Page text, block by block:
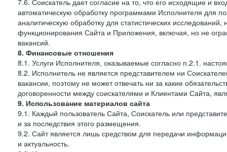
7.6. Соискатель дает согласие на то, что его исходящие и
автоматическую обработку программами Исполнителя для
аналитическую обработку для статистических
функционирования Сайта и Приложения, включая, но не
вакансий.
8. Финансовые отношения
8.1. Услуги Исполнителя, оказываемые согласно п.2.1.
8.2. Исполнитель не является представителем ни
вакансии, поэтому не может отвечать ни за какие
договоренности между соискателями и Клиентами Сайта,
9. Использование материалов сайта
9.1. Каждый пользователь Сайта, Соискатель или
и за последствия этого размещения.
9.2. Сайт является лишь средством для передачи
и актуальность.